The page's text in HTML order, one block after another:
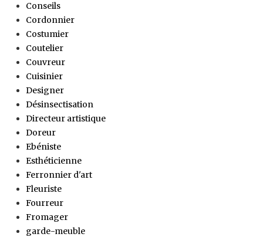
Conseils
Cordonnier
Costumier
Coutelier
Couvreur
Cuisinier
Designer
Désinsectisation
Directeur artistique
Doreur
Ebéniste
Esthéticienne
Ferronnier d'art
Fleuriste
Fourreur
Fromager
garde-meuble